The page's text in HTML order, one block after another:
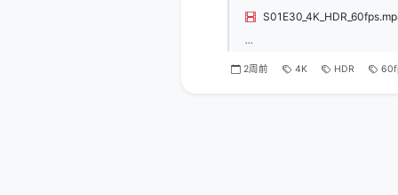
...
2周前 4K HDR